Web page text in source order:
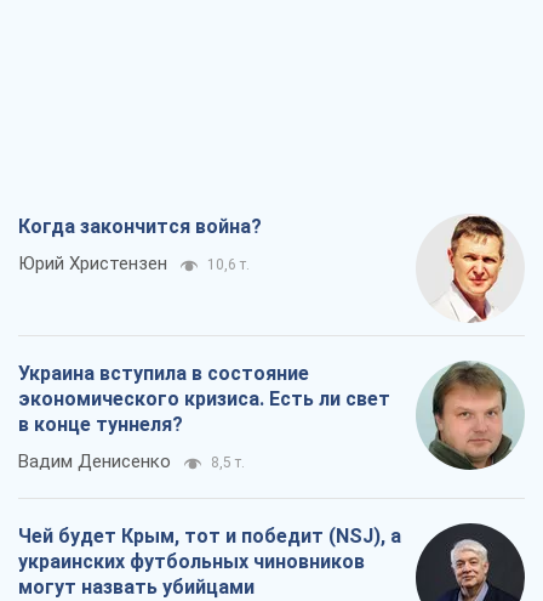
Когда закончится война?
Юрий Христензен 10,6 т.
Украина вступила в состояние
экономического кризиса. Есть ли свет
в конце туннеля?
Вадим Денисенко 8,5 т.
Чей будет Крым, тот и победит (NSJ), а
украинских футбольных чиновников
могут назвать убийцами